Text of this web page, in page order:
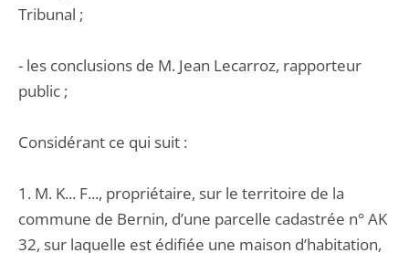
Tribunal ;
- les conclusions de M. Jean Lecarroz, rapporteur
public ;
Considérant ce qui suit :
1. M. K... F..., propriétaire, sur le territoire de la
commune de Bernin, d’une parcelle cadastrée n° AK
32, sur laquelle est édifiée une maison d’habitation,